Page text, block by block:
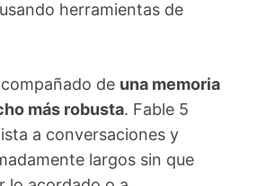
herramientas de
de una memoria
más robusta. Fable 5
a conversaciones y
largos sin que